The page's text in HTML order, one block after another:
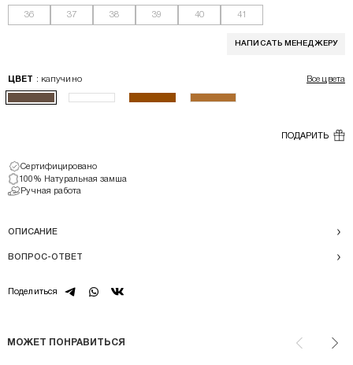
36 37 38 39 40 41
НАПИСАТЬ МЕНЕДЖЕРУ
ЦВЕТ : капучино Все цвета
ПОДАРИТЬ
Сертифицировано
100% Натуральная замша
Ручная работа
ОПИСАНИЕ
ВОПРОС-ОТВЕТ
Поделиться telegramwhatsapp
vk
МОЖЕТ ПОНРАВИТЬСЯ
Назад